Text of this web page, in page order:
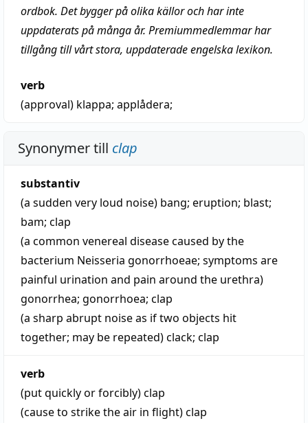
ordbok. Det bygger på olika källor och har inte
uppdaterats på många år. Premiummedlemmar har
tillgång till vårt stora, uppdaterade engelska lexikon.
verb
(approval) klappa; applådera;
Synonymer till clap
substantiv
(a sudden very loud noise) bang; eruption; blast;
bam; clap
(a common venereal disease caused by the
bacterium Neisseria gonorrhoeae; symptoms are
painful urination and pain around the urethra)
gonorrhea; gonorrhoea; clap
(a sharp abrupt noise as if two objects hit
together; may be repeated)clack; clap
verb
(put quickly or forcibly)clap
(cause to strike the air in flight)clap